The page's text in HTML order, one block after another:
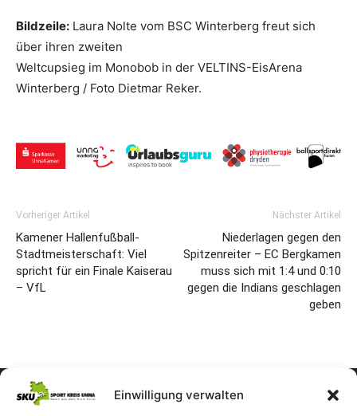
Einwilligung verwalten
Bildzeile: Laura Nolte vom BSC Winterberg freut sich
über ihren zweiten
Weltcupsieg im Monobob in der VELTINS-EisArena
Winterberg / Foto Dietmar Reker.
Vorheriger Artikel
Kamener Hallenfußball-
Stadtmeisterschaft: Viel
spricht für ein Finale Kaiserau
– VfL
Nächster Artikel
Niederlagen gegen den
Spitzenreiter – EC Bergkamen
muss sich mit 1:4 und 0:10
gegen die Indians geschlagen
geben